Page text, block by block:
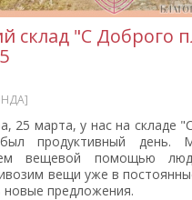
склад "С Доброго
25 марта, у нас на складе
продуктивный день.
вещевой помощью
вещи уже в
новые предложения.